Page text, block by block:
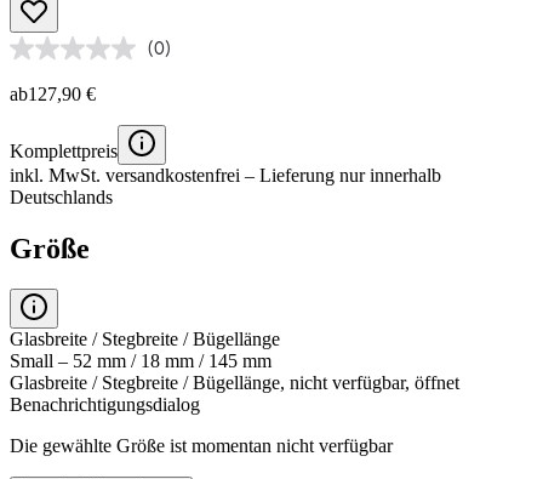
(0)
ab127,90 €
Komplettpreis
inkl. MwSt. versandkostenfrei – Lieferung nur innerhalb
Deutschlands
Größe
Glasbreite / Stegbreite / Bügellänge
Small – 52 mm / 18 mm / 145 mm
Glasbreite / Stegbreite / Bügellänge, nicht verfügbar, öffnet
Benachrichtigungsdialog
Die gewählte Größe ist momentan nicht verfügbar